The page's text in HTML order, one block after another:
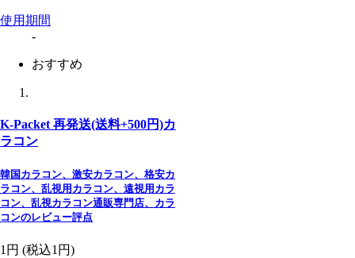
使用期間
-
おすすめ
K-Packet 再発送(送料+500円)カ
ラコン
韓国カラコン、激安カラコン、格安カ
ラコン、乱視用カラコン、遠視用カラ
コン、乱視カラコン通販専門店、カラ
コンのレビュー評点
1円 (税込1円)